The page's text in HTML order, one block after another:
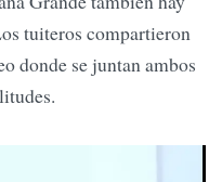
tuiteros compartieron
donde se juntan ambos